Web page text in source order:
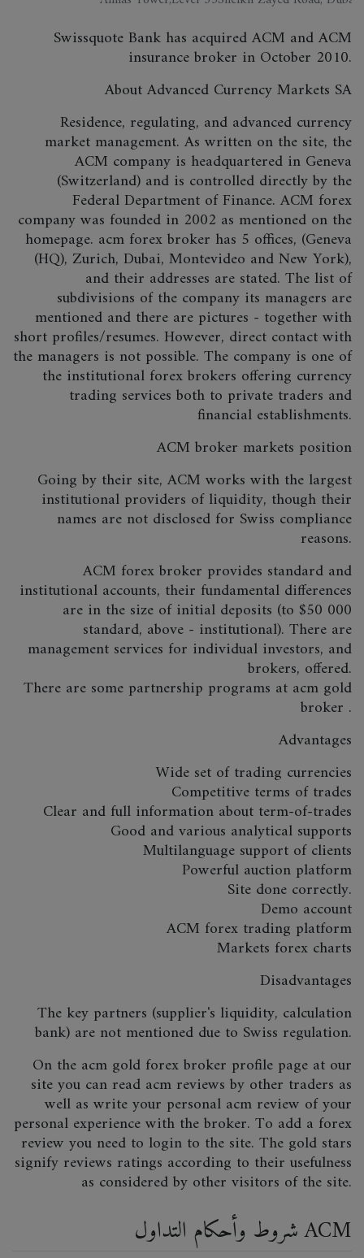
Swissquote Bank has acquired ACM and ACM
insurance broker in October 2010.
About Advanced Currency Markets SA
Residence, regulating, and advanced currency
market management. As written on the site, the
ACM company is headquartered in Geneva
(Switzerland) and is controlled directly by the
Federal Department of Finance. ACM forex
company was founded in 2002 as mentioned on the
homepage. acm forex broker has 5 offices, (Geneva
(HQ), Zurich, Dubai, Montevideo and New York),
and their addresses are stated. The list of
subdivisions of the company its managers are
mentioned and there are pictures - together with
short profiles/resumes. However, direct contact with
the managers is not possible. The company is one of
the institutional forex brokers offering currency
trading services both to private traders and
financial establishments.
ACM broker markets position
Going by their site, ACM works with the largest
institutional providers of liquidity, though their
names are not disclosed for Swiss compliance
reasons.
ACM forex broker provides standard and
institutional accounts, their fundamental differences
are in the size of initial deposits (to $50 000
standard, above - institutional). There are
management services for individual investors, and
brokers, offered.
There are some partnership programs at acm gold
broker .
Advantages
Wide set of trading currencies
Competitive terms of trades
Clear and full information about term-of-trades
Good and various analytical supports
Multilanguage support of clients
Powerful auction platform
Site done correctly.
Demo account
ACM forex trading platform
Markets forex charts
Disadvantages
The key partners (supplier's liquidity, calculation
bank) are not mentioned due to Swiss regulation.
On the acm gold forex broker profile page at our
site you can read acm reviews by other traders as
well as write your personal acm review of your
personal experience with the broker. To add a forex
review you need to login to the site. The gold stars
signify reviews ratings according to their usefulness
as considered by other visitors of the site.
شروط وأحكام التداول ACM